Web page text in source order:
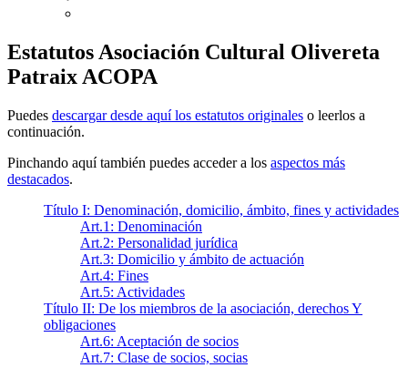
Estatutos Asociación Cultural Olivereta
Patraix ACOPA
Puedes descargar desde aquí los estatutos originales o leerlos a
continuación.
Pinchando aquí también puedes acceder a los aspectos más
destacados.
Título I: Denominación, domicilio, ámbito, fines y actividades
Art.1: Denominación
Art.2: Personalidad jurídica
Art.3: Domicilio y ámbito de actuación
Art.4: Fines
Art.5: Actividades
Título II: De los miembros de la asociación, derechos Y
obligaciones
Art.6: Aceptación de socios
Art.7: Clase de socios, socias